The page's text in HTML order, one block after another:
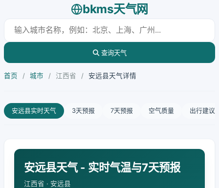
bkms天气网
查询天气
首页 / 城市 / 江西省 / 安远县天气详情
安远县实时天气 3天预报 7天预报 空气质量 出行建议
安远县天气 - 实时气温与7天预报
江西省 · 安远县